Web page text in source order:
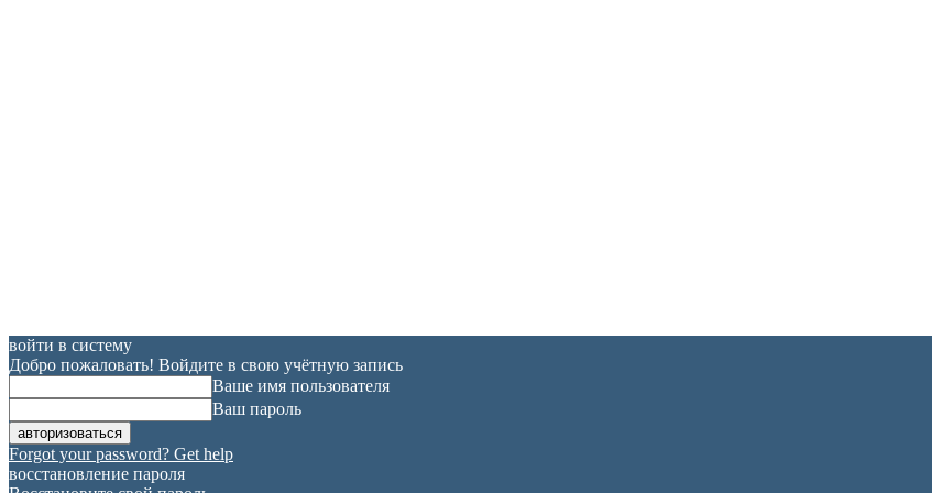
войти в систему
Добро пожаловать! Войдите в свою учётную запись
Ваше имя пользователя
Ваш пароль
Forgot your password? Get help
восстановление пароля